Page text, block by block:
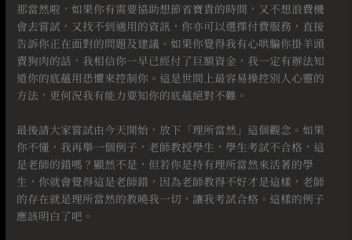
那當然啦，如果你有需要協助想節省寶貴的時間，又不想浪費機
會去嘗試，又找不到適用的資訊，你亦可以選擇付費服務，直接
告訴你正在面對的問題及建議。如果你覺得我有心哄騙你掛羊頭
賣狗肉的話，我相信你一早已經付了巨額資金，我一定有辦法知
道你的底蘊用恐懼來控制你。這是世間上最容易操控別人心靈的
方法，更何況我有能力要知你的底蘊絕對不難。
最後請大家嘗試由今天開始，放下「理所當然」這個觀念。如果
你不懂，我再舉一個例子，老師教授學生，學生考試不合格，這
是老師的錯嗎？顯然不是，但若你是持有理所當然來活著的學
生，你就會覺得這是老師錯，因為老師教得不好才是這樣，老師
的存在就是理所當然的教曉我一切，讓我考試合格。這樣的例子
應該明白了吧。